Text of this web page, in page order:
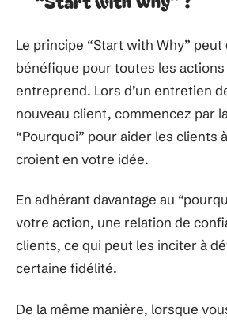
Le principe “Start with Why” peut
bénéfique pour toutes les actions
entreprend. Lors d’un entretien
nouveau client, commencez par
“Pourquoi” pour aider les clients
croient en votre idée.
En adhérant davantage au
votre action, une relation de
clients, ce qui peut les inciter à
certaine fidélité.
De la même manière, lorsque